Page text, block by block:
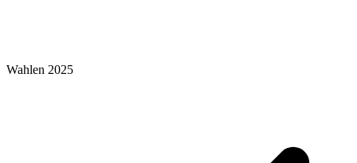
Wahlen 2025